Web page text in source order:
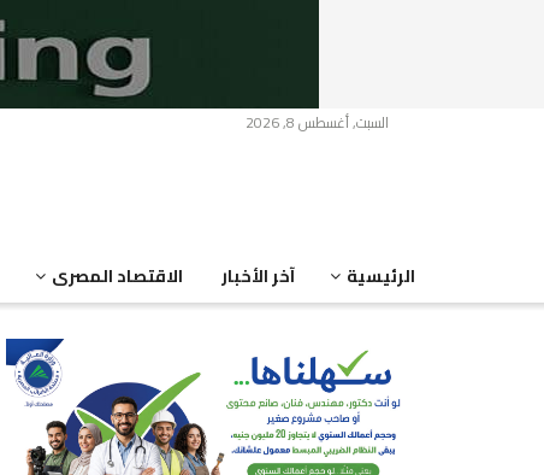
السبت, أغسطس 8, 2026
الرئيسية آخر الأخبار الاقتصاد المصرى